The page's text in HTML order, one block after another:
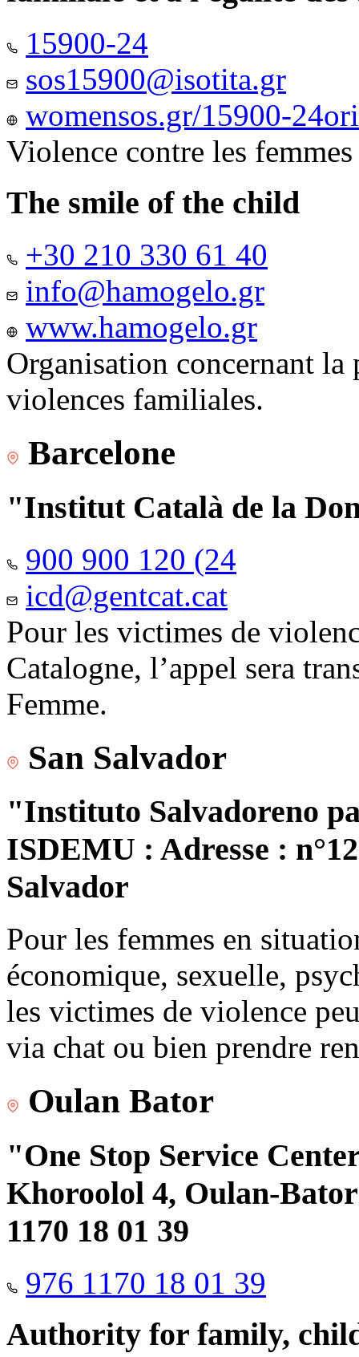
15900-24
sos15900@isotita.gr
womensos.gr/15900-
Violence contre les femmes
The smile of the child
+30 210 330 61 40
info@hamogelo.gr
www.hamogelo.gr
Organisation concernant
violences familiales.
Barcelone
"Institut Català de la
900 900 120 (24
icd@gentcat.cat
Pour les victimes de
Catalogne, l’appel sera
Femme.
San Salvador
"Instituto Salvadoreno
ISDEMU : Adresse :
Salvador
Pour les femmes en
économique, sexuelle,
les victimes de violence
via chat ou bien prendre
Oulan Bator
"One Stop Service
Khoroolol 4, Oulan-
1170 18 01 39
976 1170 18 01 39
Authority for family,